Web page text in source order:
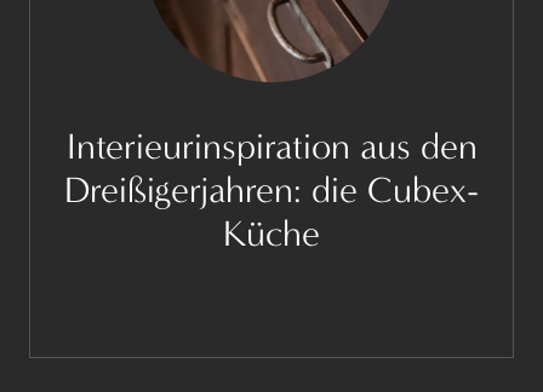
Interieurinspiration aus den
Dreißigerjahren: die Cubex-
Küche